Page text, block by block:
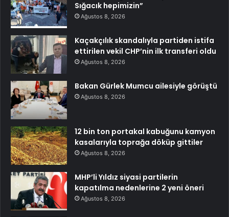
Sığacık hepimizin”
Ağustos 8, 2026
Kaçakçılık skandalıyla partiden istifa
ettirilen vekil CHP’nin ilk transferi oldu
Ağustos 8, 2026
Bakan Gürlek Mumcu ailesiyle görüştü
Ağustos 8, 2026
12 bin ton portakal kabuğunu kamyon
kasalarıyla toprağa döküp gittiler
Ağustos 8, 2026
MHP’li Yıldız siyasi partilerin
kapatılma nedenlerine 2 yeni öneri
Ağustos 8, 2026